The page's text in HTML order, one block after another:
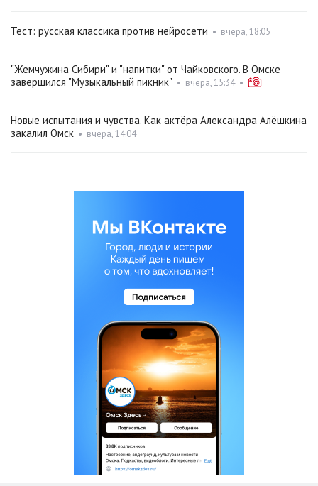
Тест: русская классика против нейросети • вчера, 18:05
"Жемчужина Сибири" и "напитки" от Чайковского. В Омске
завершился "Музыкальный пикник" • вчера, 15:34•
Новые испытания и чувства. Как актёра Александра Алёшкина
закалил Омск • вчера, 14:04